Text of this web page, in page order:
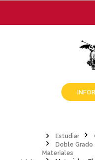
contenido
Estudiar
Doble Grado
Materiales